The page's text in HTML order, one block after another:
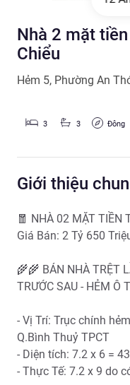
Nhà 2 mặt
Chiểu
Hẻm 5, Phường An
3 3 Đông
Giới thiệu
🧧 NHÀ 02 MẶT TIỀN
Giá Bán: 2 Tỷ 650
🌾🌾 BÁN NHÀ TRỆT
TRƯỚC SAU - HẺM Ô
- Vị Trí: Trục chính
Q.Bình Thuỷ TPCT
- Diện tích: 7.2 x 6 =
- Thực Tế: 7.2 x 9 do